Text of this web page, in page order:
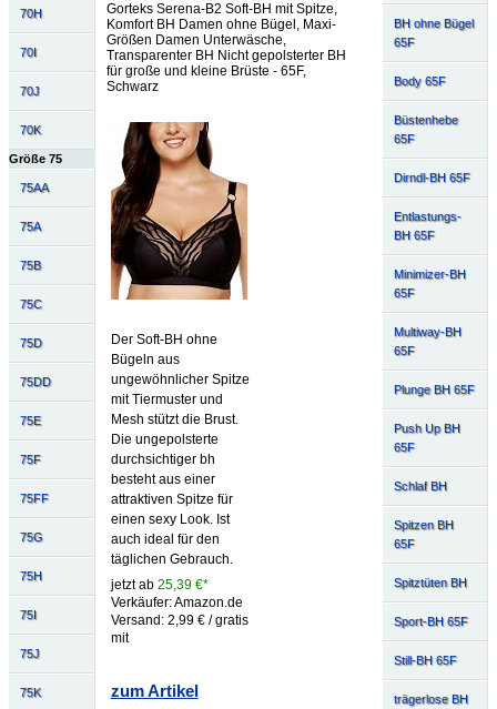
70H
70I
70J
70K
Größe 75
75AA
75A
75B
75C
75D
75DD
75E
75F
75FF
75G
75H
75I
75J
75K
BH ohne Bügel
65F
Body 65F
Büstenhebe
65F
Dirndl-BH 65F
Entlastungs-
BH 65F
Minimizer-BH
65F
Multiway-BH
65F
Plunge BH 65F
Push Up BH
65F
Schlaf BH
Spitzen BH
65F
Spitztüten BH
Sport-BH 65F
Still-BH 65F
trägerlose BH
Gorteks Serena-B2 Soft-BH mit Spitze,
Komfort BH Damen ohne Bügel, Maxi-
Größen Damen Unterwäsche,
Transparenter BH Nicht gepolsterter BH
für große und kleine Brüste - 65F,
Schwarz
Der Soft-BH ohne
Bügeln aus
ungewöhnlicher Spitze
mit Tiermuster und
Mesh stützt die Brust.
Die ungepolsterte
durchsichtiger bh
besteht aus einer
attraktiven Spitze für
einen sexy Look. Ist
auch ideal für den
täglichen Gebrauch.
jetzt ab 25,39 €*
Verkäufer: Amazon.de
Versand: 2,99 € / gratis
mit
zum Artikel